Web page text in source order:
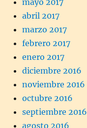
abril 2017
marzo 2017
febrero 2017
enero 2017
diciembre 2016
noviembre 2016
octubre 2016
septiembre 2016
agosto 2016